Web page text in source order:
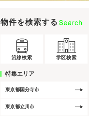
物件を検索する
沿線検索 学区検索
特集エリア
東京都国分寺市
東京都立川市